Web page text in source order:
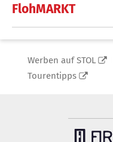
FlohMARKT
Werben auf STOL
Tourentipps